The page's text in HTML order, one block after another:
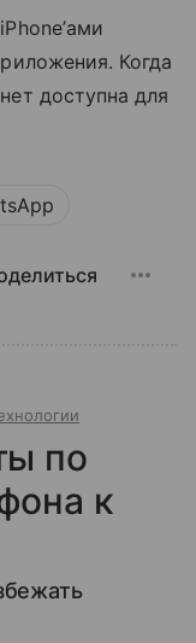
Когда
доступна для
по
к